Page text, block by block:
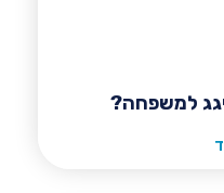
למשפחה?